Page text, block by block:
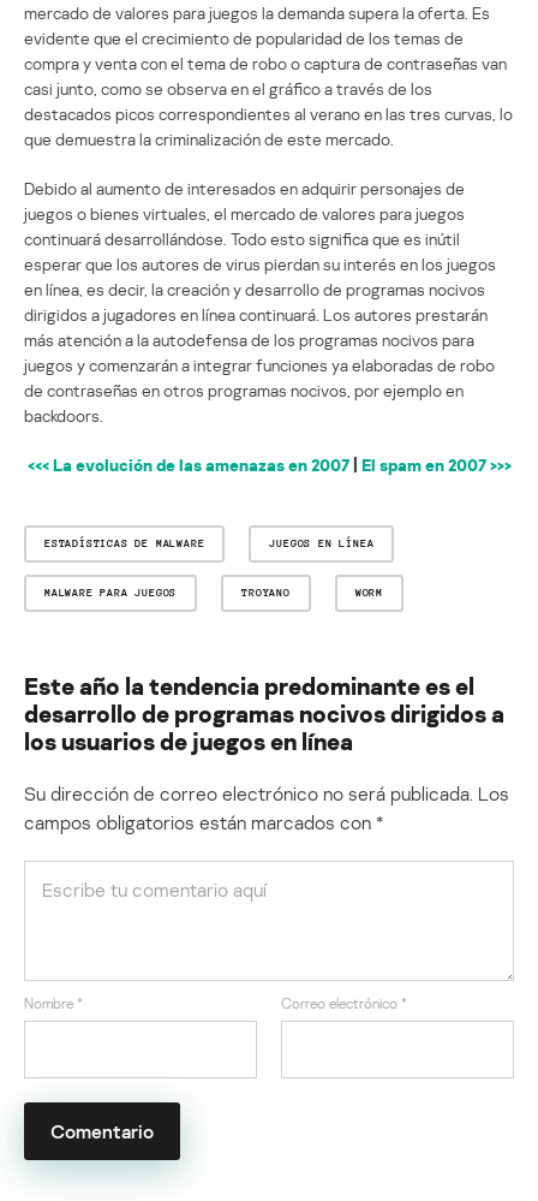
mercado de valores para juegos la demanda supera la oferta. Es
evidente que el crecimiento de popularidad de los temas de
compra y venta con el tema de robo o captura de contraseñas van
casi junto, como se observa en el gráfico a través de los
destacados picos correspondientes al verano en las tres curvas, lo
que demuestra la criminalización de este mercado.
Debido al aumento de interesados en adquirir personajes de
juegos o bienes virtuales, el mercado de valores para juegos
continuará desarrollándose. Todo esto significa que es inútil
esperar que los autores de virus pierdan su interés en los juegos
en línea, es decir, la creación y desarrollo de programas nocivos
dirigidos a jugadores en línea continuará. Los autores prestarán
más atención a la autodefensa de los programas nocivos para
juegos y comenzarán a integrar funciones ya elaboradas de robo
de contraseñas en otros programas nocivos, por ejemplo en
backdoors.
<<< La evolución de las amenazas en 2007| El spam en 2007 >>>
ESTADÍSTICAS DE MALWARE JUEGOS EN LÍNEA
MALWARE PARA JUEGOS TROYANO WORM
Este año la tendencia predominante es el
desarrollo de programas nocivos dirigidos a
los usuarios de juegos en línea
Su dirección de correo electrónico no será publicada. Los
campos obligatorios están marcados con *
Nombre * Correo electrónico *